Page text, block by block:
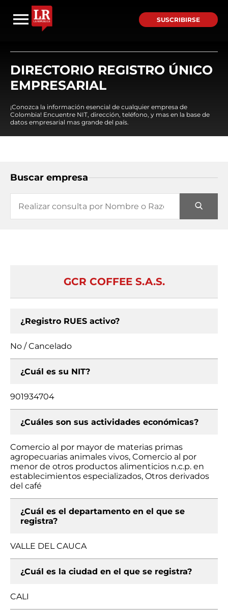
SUSCRIBIRSE
DIRECTORIO REGISTRO ÚNICO
EMPRESARIAL
¡Conozca la información esencial de cualquier empresa de
Colombia! Encuentre NIT, dirección, teléfono, y mas en la base de
datos empresarial mas grande del país.
Buscar empresa
GCR COFFEE S.A.S.
¿Registro RUES activo?
No / Cancelado
¿Cuál es su NIT?
901934704
¿Cuáles son sus actividades económicas?
Comercio al por mayor de materias primas
agropecuarias animales vivos, Comercio al por
menor de otros productos alimenticios n.c.p. en
establecimientos especializados, Otros derivados
del café
¿Cuál es el departamento en el que se
registra?
VALLE DEL CAUCA
¿Cuál es la ciudad en el que se registra?
CALI